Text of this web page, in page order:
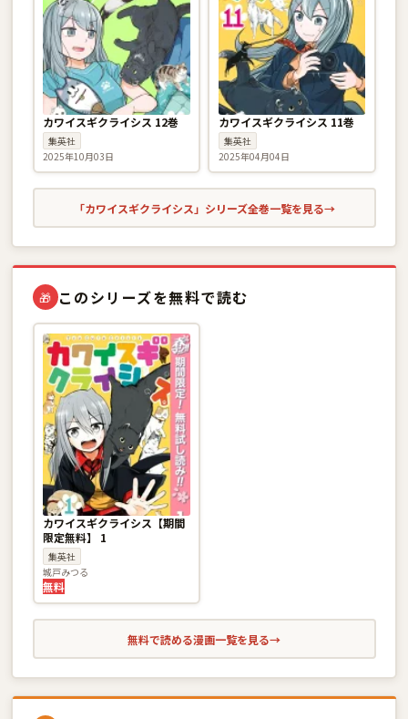
カワイスギクライシス 12巻
集英社
2025年10月03日
カワイスギクライシス 11巻
集英社
2025年04月04日
「カワイスギクライシス」シリーズ全巻一覧を見る→
🎁 このシリーズを無料で読む
カワイスギクライシス【期間
限定無料】 1
集英社
城戸みつる
無料
無料で読める漫画一覧を見る→